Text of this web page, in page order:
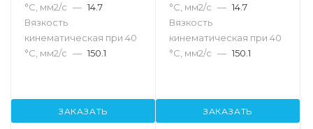
°С, мм2/с — 14.7
Вязкость
кинематическая при 40
°С, мм2/с — 150.1
ЗАКАЗАТЬ
°С, мм2/с — 14.7
Вязкость
кинематическая при 40
°С, мм2/с — 150.1
ЗАКАЗАТЬ